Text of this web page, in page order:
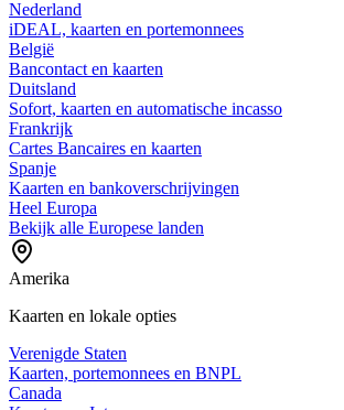
Nederland
iDEAL, kaarten en portemonnees
België
Bancontact en kaarten
Duitsland
Sofort, kaarten en automatische incasso
Frankrijk
Cartes Bancaires en kaarten
Spanje
Kaarten en bankoverschrijvingen
Heel Europa
Bekijk alle Europese landen
Amerika
Kaarten en lokale opties
Verenigde Staten
Kaarten, portemonnees en BNPL
Canada